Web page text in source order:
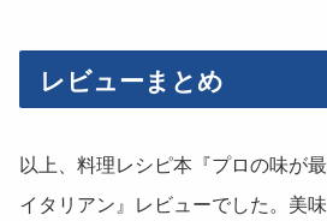
レビューまとめ
以上、料理レシピ本『プロの味が
イタリアン』レビューでした。美